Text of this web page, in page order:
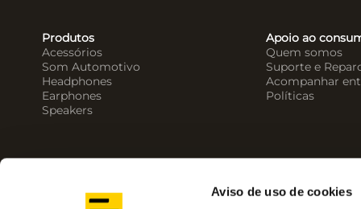
Aviso de uso de cookies
Produtos
Acessórios
Som Automotivo
Headphones
Earphones
Speakers
Apoio ao
Quem somos
Suporte e
Acompanhar
Políticas